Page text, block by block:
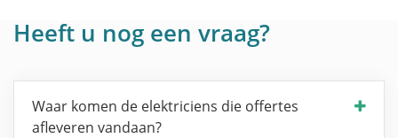
Heeft u nog een vraag?
Waar komen de elektriciens die offertes
afleveren vandaan?